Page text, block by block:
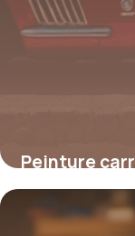
Peinture
vie à votre
budget